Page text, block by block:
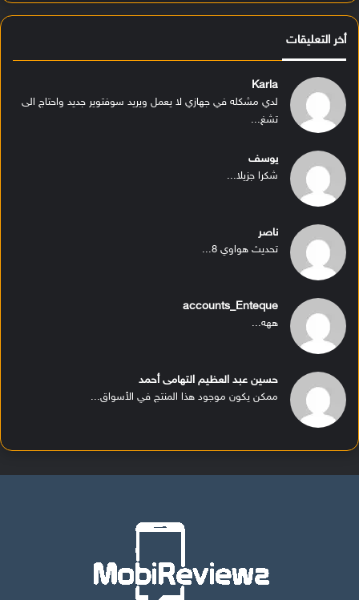
أخر التعليقات
Karla
لدي مشكله في جهازي لا يعمل ويريد سوفتوير جديد واحتاج الى
تشغ...
يوسف
شكرا جزيلا...
ناصر
تحديث هواوي 8...
accounts_Enteque
ههه...
حسين عبد العظيم التهامى أحمد
ممكن يكون موجود هذا المنتج في الأسواق...